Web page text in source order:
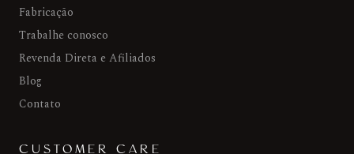
Fabricação
Trabalhe conosco
Revenda Direta e Afiliados
Blog
Contato
CUSTOMER CARE